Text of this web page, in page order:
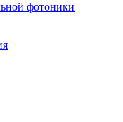
фотоники